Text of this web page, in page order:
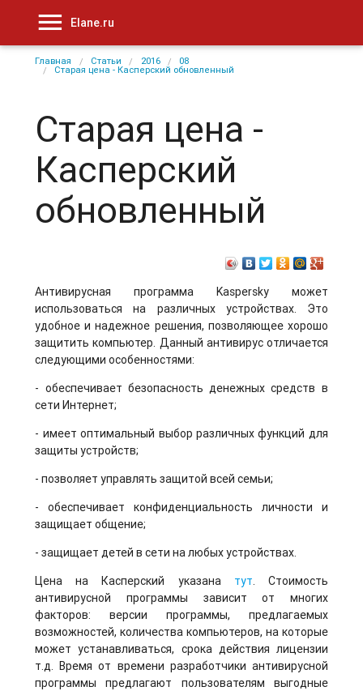
Elane.ru
Главная Статьи 2016 08
Старая цена - Касперский обновленный
Старая цена -
Касперский
обновленный
Антивирусная программа Kaspersky может
использоваться на различных устройствах. Это
удобное и надежное решения, позволяющее хорошо
защитить компьютер. Данный антивирус отличается
следующими особенностями:
- обеспечивает безопасность денежных средств в
сети Интернет;
- имеет оптимальный выбор различных функций для
защиты устройств;
- позволяет управлять защитой всей семьи;
- обеспечивает конфиденциальность личности и
защищает общение;
- защищает детей в сети на любых устройствах.
Цена на Касперский указана тут. Стоимость
антивирусной программы зависит от многих
факторов: версии программы, предлагаемых
возможностей, количества компьютеров, на которые
может устанавливаться, срока действия лицензии
т.д. Время от времени разработчики антивирусной
программы предлагают пользователям выгодные